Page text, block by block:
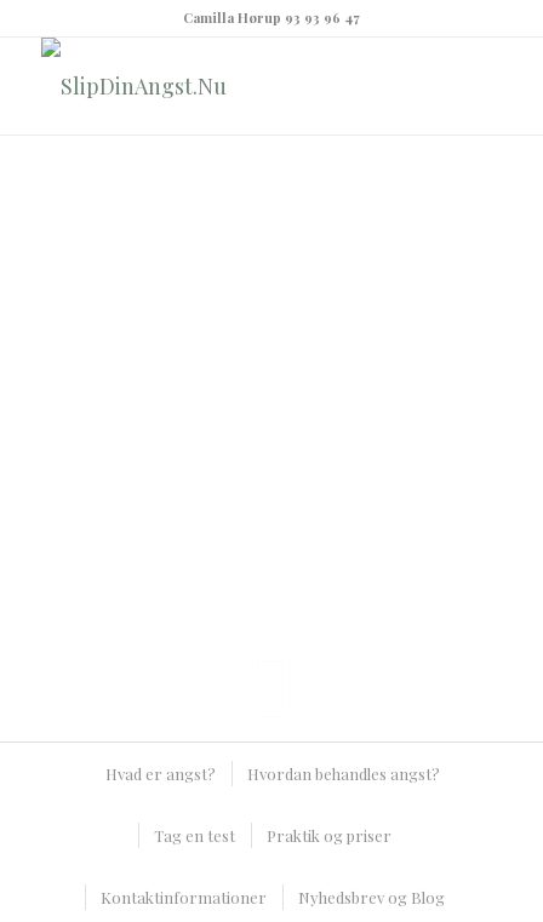
Camilla Hørup 93 93 96 47
Hvad er angst? Hvordan behandles angst?
Tag en test Praktik og priser
Kontaktinformationer Nyhedsbrev og Blog